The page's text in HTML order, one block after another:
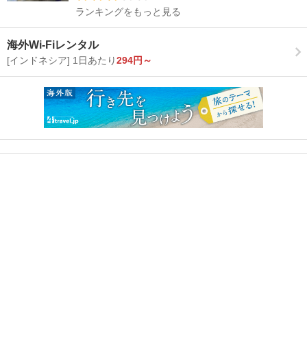
ランキングをもっと見る
海外Wi-Fiレンタル
[インドネシア] 1日あたり294円～